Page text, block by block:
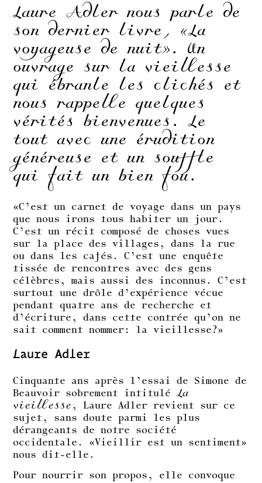
Laure Adler nous parle de
son dernier livre, «La
voyageuse de nuit». Un
ouvrage sur la vieillesse
qui ébranle les clichés et
nous rappelle quelques
vérités bienvenues. Le
tout avec une érudition
généreuse et un souffle
qui fait un bien fou.
«C’est un carnet de voyage dans un pays
que nous irons tous habiter un jour.
C’est un récit composé de choses vues
sur la place des villages, dans la rue
ou dans les cafés. C’est une enquête
tissée de rencontres avec des gens
célèbres, mais aussi des inconnus. C’est
surtout une drôle d’expérience vécue
pendant quatre ans de recherche et
d’écriture, dans cette contrée qu’on ne
sait comment nommer: la vieillesse?»
Laure Adler
Cinquante ans après l’essai de Simone de
Beauvoir sobrement intituléLa
vieillesse , Laure Adler revient sur ce
sujet, sans doute parmi les plus
dérangeants de notre société
occidentale. «Vieillir est un sentiment»
nous dit-elle.
Pour nourrir son propos, elle convoque